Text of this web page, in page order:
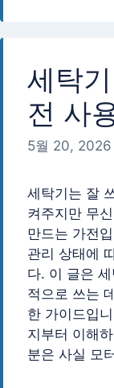
세탁
전 사
5월 20, 2026
세탁기는 잘
켜주지만 무
만드는 가전
관리 상태에
다. 이 글은
적으로 쓰는
한 가이드입
지부터 이해
분은 사실 모